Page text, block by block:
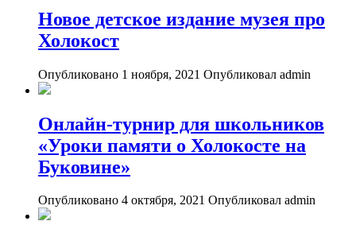
Новое детское издание музея про
Холокост
Опубликовано 1 ноября, 2021 Опубликовал admin
Онлайн-турнир для школьников
«Уроки памяти о Холокосте на
Буковине»
Опубликовано 4 октября, 2021 Опубликовал admin